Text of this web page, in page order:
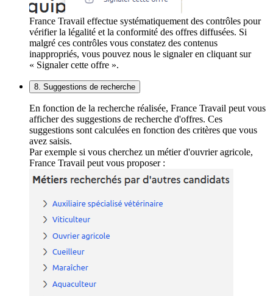
France Travail effectue systématiquement des contrôles pour
vérifier la légalité et la conformité des offres diffusées. Si
malgré ces contrôles vous constatez des contenus
inappropriés, vous pouvez nous le signaler en cliquant sur
« Signaler cette offre ».
8. Suggestions de recherche
En fonction de la recherche réalisée, France Travail peut vous
afficher des suggestions de recherche d'offres. Ces
suggestions sont calculées en fonction des critères que vous
avez saisis.
Par exemple si vous cherchez un métier d'ouvrier agricole,
France Travail peut vous proposer :